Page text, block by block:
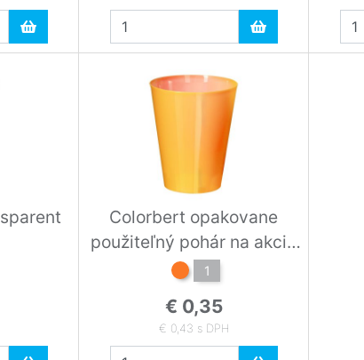
Colorbert opakovane
použiteľný pohár na akcie
orange
1
€ 0,35
€ 0,43 s DPH